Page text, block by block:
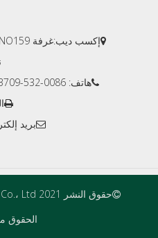
إكسب ديب:
هاتف: 0086-532-85923709 / 0086-532-85921735

بريد

الحقوق